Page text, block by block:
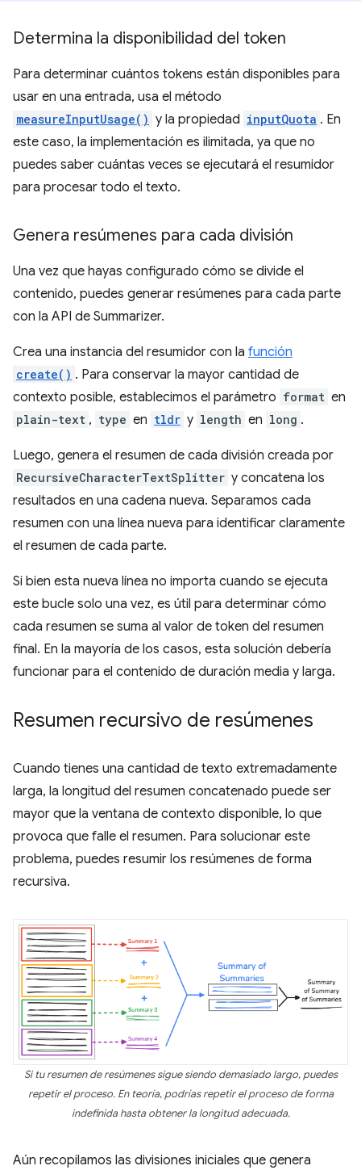
Determina la disponibilidad del token
Para determinar cuántos tokens están disponibles para
usar en una entrada, usa el método
measureInputUsage() y la propiedad inputQuota . En
este caso, la implementación es ilimitada, ya que no
puedes saber cuántas veces se ejecutará el resumidor
para procesar todo el texto.
Genera resúmenes para cada división
Una vez que hayas configurado cómo se divide el
contenido, puedes generar resúmenes para cada parte
con la API de Summarizer.
Crea una instancia del resumidor con la función
create() . Para conservar la mayor cantidad de
contexto posible, establecimos el parámetro format en
plain-text , type en tldr y length en long .
Luego, genera el resumen de cada división creada por
RecursiveCharacterTextSplitter y concatena los
resultados en una cadena nueva. Separamos cada
resumen con una línea nueva para identificar claramente
el resumen de cada parte.
Si bien esta nueva línea no importa cuando se ejecuta
este bucle solo una vez, es útil para determinar cómo
cada resumen se suma al valor de token del resumen
final. En la mayoría de los casos, esta solución debería
funcionar para el contenido de duración media y larga.
Resumen recursivo de resúmenes
Cuando tienes una cantidad de texto extremadamente
larga, la longitud del resumen concatenado puede ser
mayor que la ventana de contexto disponible, lo que
provoca que falle el resumen. Para solucionar este
problema, puedes resumir los resúmenes de forma
recursiva.
Si tu resumen de resúmenes sigue siendo demasiado largo, puedes
repetir el proceso. En teoría, podrías repetir el proceso de forma
indefinida hasta obtener la longitud adecuada.
Aún recopilamos las divisiones iniciales que genera